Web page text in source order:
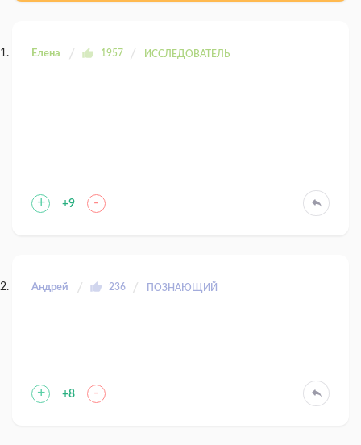
Елена 1957 ИССЛЕДОВАТЕЛЬ
+ +9 -
Андрей 236 ПОЗНАЮЩИЙ
+ +8 -